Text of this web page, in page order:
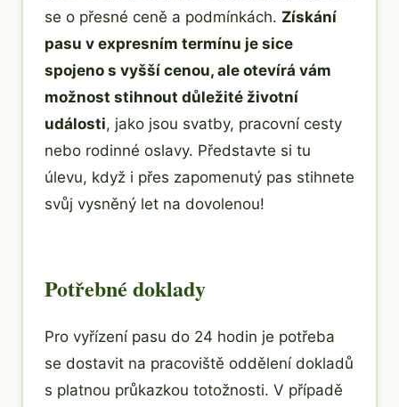
se o přesné ceně a podmínkách. Získání
pasu v expresním termínu je sice
spojeno s vyšší cenou, ale otevírá vám
možnost stihnout důležité životní
události, jako jsou svatby, pracovní cesty
nebo rodinné oslavy. Představte si tu
úlevu, když i přes zapomenutý pas stihnete
svůj vysněný let na dovolenou!
Potřebné doklady
Pro vyřízení pasu do 24 hodin je potřeba
se dostavit na pracoviště oddělení dokladů
s platnou průkazkou totožnosti. V případě